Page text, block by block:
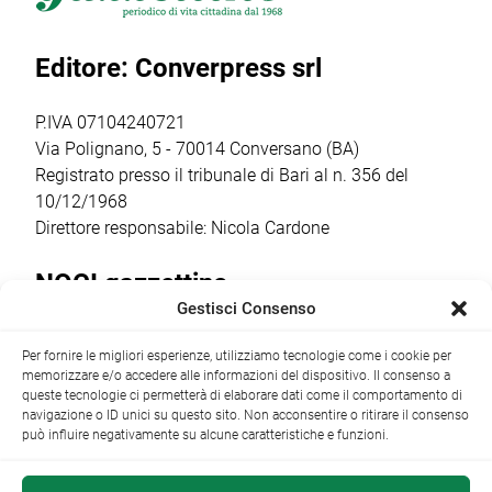
Laforgia, già
figura
Attraverso
2021-2027, il
ottenuto un
finanziamento […]
ratifica per il
Costituente […]
Editore: Converpress srl
P.IVA 07104240721
Via Polignano, 5 - 70014 Conversano (BA)
Registrato presso il tribunale di Bari al n. 356 del
10/12/1968
Direttore responsabile: Nicola Cardone
NOCI gazzettino
+39 080 4979274|info@nocigazzettino.it Contatti|
Archivio
Gestisci Consenso
Per fornire le migliori esperienze, utilizziamo tecnologie come i cookie per
memorizzare e/o accedere alle informazioni del dispositivo. Il consenso a
queste tecnologie ci permetterà di elaborare dati come il comportamento di
navigazione o ID unici su questo sito. Non acconsentire o ritirare il consenso
può influire negativamente su alcune caratteristiche e funzioni.